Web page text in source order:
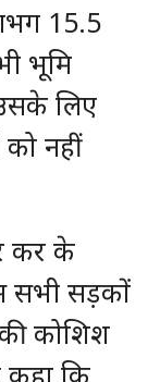
15.5
भूमि
लिए
नहीं
कर के
सभी सड़कों
कोशिश
कहा कि